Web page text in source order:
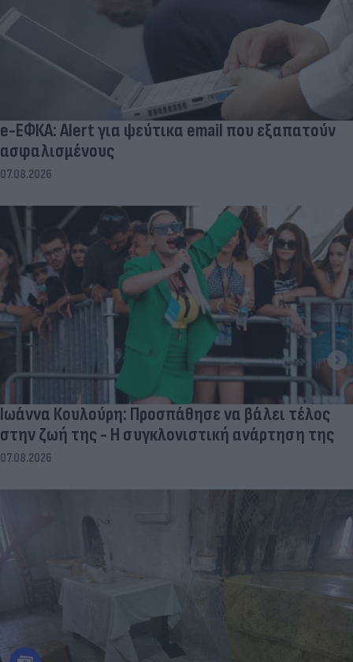
e-ΕΦΚΑ: Alert για ψεύτικα email που εξαπατούν
ασφαλισμένους
07.08.2026
Ιωάννα Κουλούρη: Προσπάθησε να βάλει τέλος
στην ζωή της - Η συγκλονιστική ανάρτηση της
07.08.2026